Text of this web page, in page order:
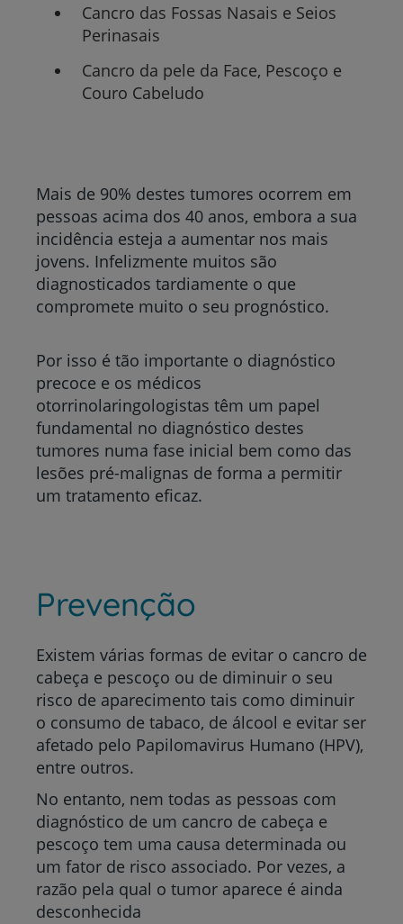
Cancro das Fossas Nasais e Seios
Perinasais
Cancro da pele da Face, Pescoço e
Couro Cabeludo
Mais de 90% destes tumores ocorrem em
pessoas acima dos 40 anos, embora a sua
incidência esteja a aumentar nos mais
jovens. Infelizmente muitos são
diagnosticados tardiamente o que
compromete muito o seu prognóstico.
Por isso é tão importante o diagnóstico
precoce e os médicos
otorrinolaringologistas têm um papel
fundamental no diagnóstico destes
tumores numa fase inicial bem como das
lesões pré-malignas de forma a permitir
um tratamento eficaz.
Prevenção
Existem várias formas de evitar o cancro de
cabeça e pescoço ou de diminuir o seu
risco de aparecimento tais como diminuir
o consumo de tabaco, de álcool e evitar ser
afetado pelo Papilomavirus Humano (HPV),
entre outros.
No entanto, nem todas as pessoas com
diagnóstico de um cancro de cabeça e
pescoço tem uma causa determinada ou
um fator de risco associado. Por vezes, a
razão pela qual o tumor aparece é ainda
desconhecida